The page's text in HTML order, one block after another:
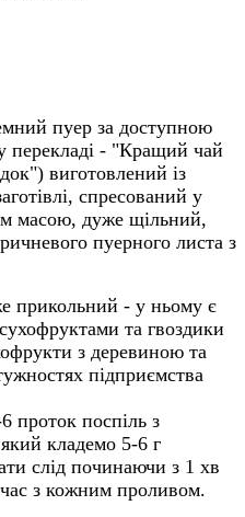
пуер за доступною
перекладі - "Кращий чай
виготовлений із
спресований у
масою, дуже щільний,
пуерного листа з
прикольний - у ньому є
та гвоздики
з деревиною та
підприємства
проток поспіль з
кладемо 5-6 г
слід починаючи з 1 хв
з кожним проливом.